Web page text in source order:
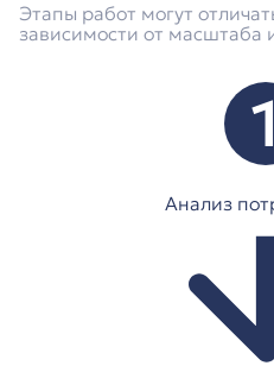
Этапы работ могут
зависимости от масштаба
1
Анализ